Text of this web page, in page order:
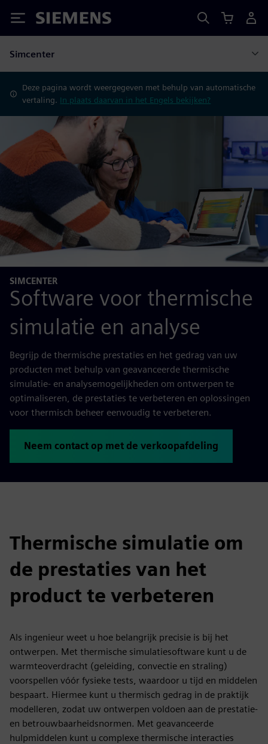
Siemens
Simcenter
Deze pagina wordt weergegeven met behulp van automatische
vertaling. In plaats daarvan in het Engels bekijken?
SIMCENTER
Software voor thermische
simulatie en analyse
Begrijp de thermische prestaties en het gedrag van uw
producten met behulp van geavanceerde thermische
simulatie- en analysemogelijkheden om ontwerpen te
optimaliseren, de prestaties te verbeteren en oplossingen
voor thermisch beheer eenvoudig te verbeteren.
Neem contact op met de verkoopafdeling
Thermische simulatie om
de prestaties van het
product te verbeteren
Als ingenieur weet u hoe belangrijk precisie is bij het
ontwerpen. Met thermische simulatiesoftware kunt u de
warmteoverdracht (geleiding, convectie en straling)
voorspellen vóór fysieke tests, waardoor u tijd en middelen
bespaart. Hiermee kunt u thermisch gedrag in de praktijk
modelleren, zodat uw ontwerpen voldoen aan de prestatie-
en betrouwbaarheidsnormen. Met geavanceerde
hulpmiddelen kunt u complexe thermische interacties